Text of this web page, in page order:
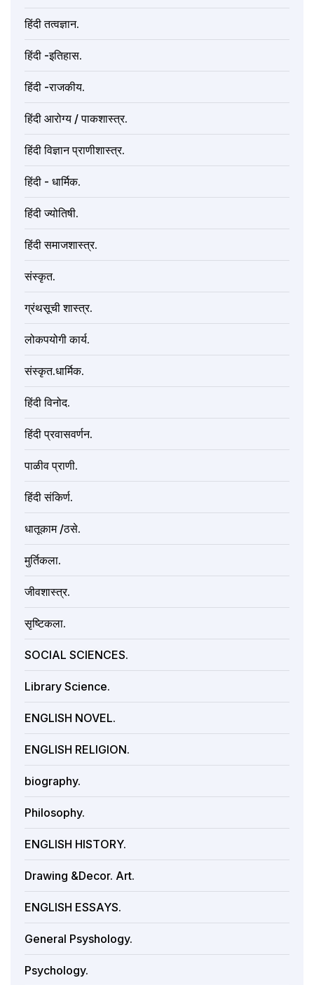
हिंदी तत्वज्ञान.
हिंदी -इतिहास.
हिंदी -राजकीय.
हिंदी आरोग्य / पाकशास्त्र.
हिंदी विज्ञान प्राणीशास्त्र.
हिंदी - धार्मिक.
हिंदी ज्योतिषी.
हिंदी समाजशास्त्र.
संस्कृत.
ग्रंथसूची शास्त्र.
लोकपयोगी कार्य.
संस्कृत.धार्मिक.
हिंदी विनोद.
हिंदी प्रवासवर्णन.
पाळीव प्राणी.
हिंदी संकिर्ण.
धातूकाम /ठसे.
मुर्तिकला.
जीवशास्त्र.
सृष्टिकला.
SOCIAL SCIENCES.
Library Science.
ENGLISH NOVEL.
ENGLISH RELIGION.
biography.
Philosophy.
ENGLISH HISTORY.
Drawing &Decor. Art.
ENGLISH ESSAYS.
General Psyshology.
Psychology.